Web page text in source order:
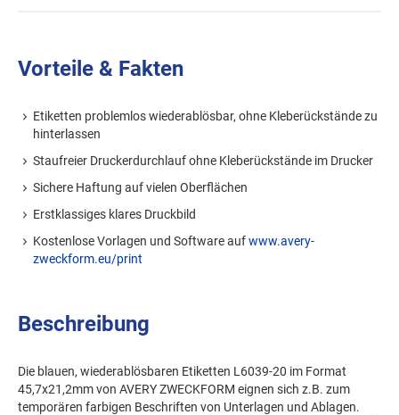
Vorteile & Fakten
Etiketten problemlos wiederablösbar, ohne Kleberückstände zu
hinterlassen
Staufreier Druckerdurchlauf ohne Kleberückstände im Drucker
Sichere Haftung auf vielen Oberflächen
Erstklassiges klares Druckbild
Kostenlose Vorlagen und Software aufwww.avery-
zweckform.eu/print
Beschreibung
Die blauen, wiederablösbaren Etiketten L6039-20 im Format
45,7x21,2mm von AVERY ZWECKFORM eignen sich z.B. zum
temporären farbigen Beschriften von Unterlagen und Ablagen.